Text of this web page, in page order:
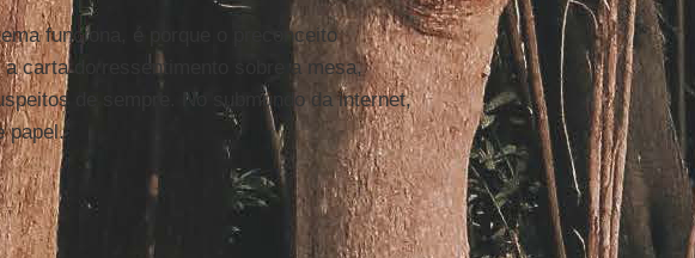
funciona, é porque o preconceito
carta do ressentimento sobre a mesa,
de sempre. No submundo da internet,
papel.